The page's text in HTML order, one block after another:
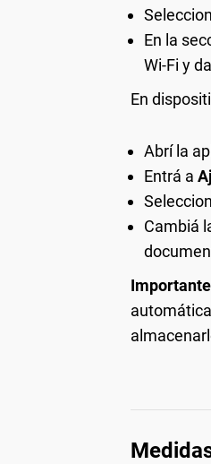
En la
Wi-Fi y
En
Abrí la
Entrá a
Cambiá